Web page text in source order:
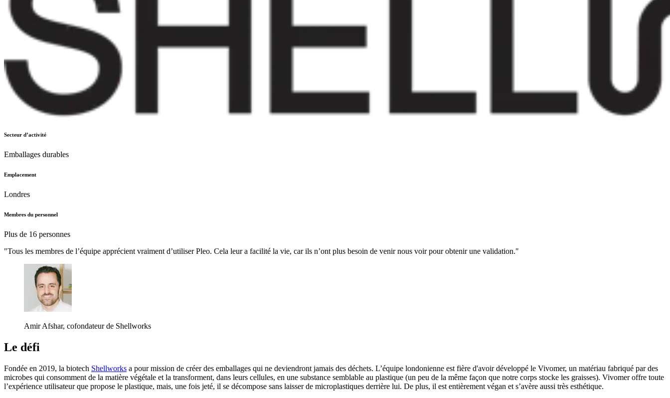
Secteur d’activité
Emballages durables
Emplacement
Londres
Membres du personnel
Plus de 16 personnes
"Tous les membres de l’équipe apprécient vraiment d’utiliser Pleo. Cela leur a facilité la vie, car ils n’ont plus besoin de venir nous voir pour obtenir une validation."
Amir Afshar, cofondateur de Shellworks
Le défi
Fondée en 2019, la biotech Shellworks a pour mission de créer des emballages qui ne deviendront jamais des déchets. L’équipe londonienne est fière d'avoir développé le Vivomer, un matériau fabriqué par des
microbes qui consomment de la matière végétale et la transforment, dans leurs cellules, en une substance semblable au plastique (un peu de la même façon que notre corps stocke les graisses). Vivomer offre toute
l’expérience utilisateur que propose le plastique, mais, une fois jeté, il se décompose sans laisser de microplastiques derrière lui. De plus, il est entièrement végan et s’avère aussi très esthétique.